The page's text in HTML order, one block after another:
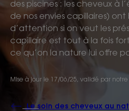
des piscines : les cheveux à
de nos envies capillaires) ont
d’attention si on veut les
capillaire est tout à la fois
ce qu’on la nature lui offre
Mise à jour le 17/06/25, validé par
Le soin des cheveux au